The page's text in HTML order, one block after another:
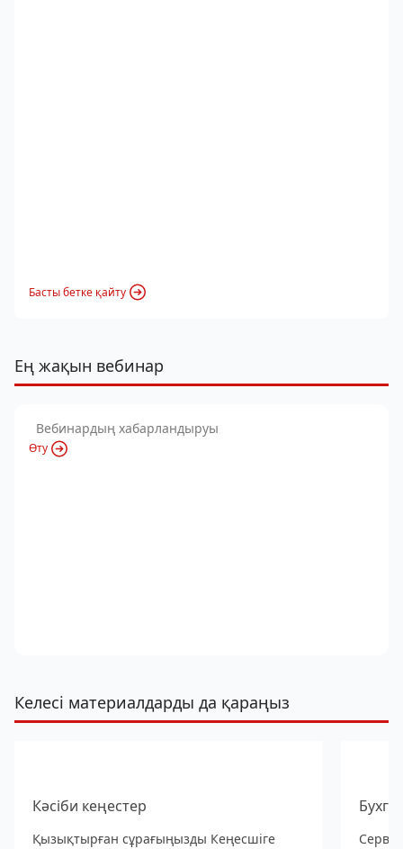
Басты бетке қайту
Ең жақын вебинар
Вебинардың хабарландыруы
Өту
Келесі материалдарды да қараңыз
Кәсіби кеңестер
Қызықтырған сұрағыңызды Кеңесшіге